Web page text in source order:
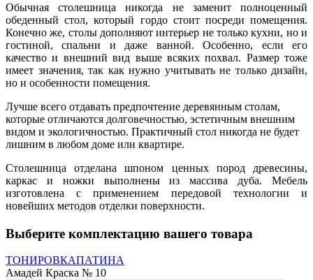
Обычная столешница никогда не заменит полноценный
обеденный стол, который гордо стоит посреди помещения.
Конечно же, столы дополняют интерьер не только кухни, но и
гостиной, спальни и даже ванной. Особенно, если его
качество и внешний вид выше всяких похвал. Размер тоже
имеет значения, так как нужно учитывать не только дизайн,
но и особенности помещения.
Лучше всего отдавать предпочтение деревянным столам,
которые отличаются долговечностью, эстетичным внешним
видом и экологичностью. Практичный стол никогда не будет
лишним в любом доме или квартире.
Столешница отделана шпоном ценных пород древесины,
каркас и ножки выполнены из массива дуба. Мебель
изготовлена с применением передовой технологии и
новейших методов отделки поверхности.
Выберите комплектацию вашего товара
ТОНИРОВКАПАТИНА
Амадей Краска № 10